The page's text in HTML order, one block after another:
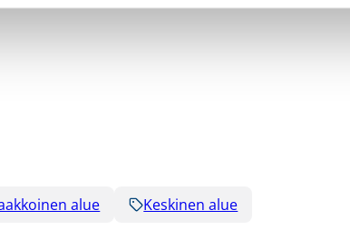
alue
Keskinen alue